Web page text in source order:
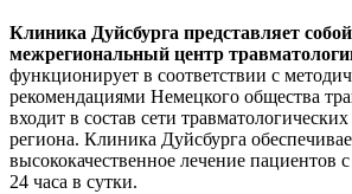
Клиника Дуйсбурга представляет
межрегиональный центр
функционирует в соответствии с
рекомендациями Немецкого общества
входит в состав сети
региона. Клиника Дуйсбурга
высококачественное лечение пациентов
24 часа в сутки.